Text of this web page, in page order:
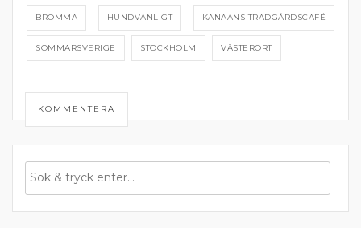
BROMMA HUNDVÄNLIGT KANAANS TRÄDGÅRDSCAFÉ
SOMMARSVERIGE STOCKHOLM VÄSTERORT
KOMMENTERA